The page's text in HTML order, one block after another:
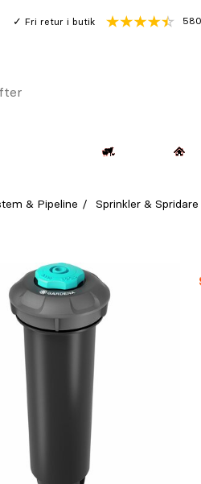
Fri retur i butik
& Pipeline Sprinkler & Spridare